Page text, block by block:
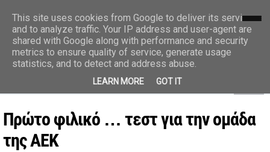
styranews.gr
Ειδήσεις-Γεγονότα-Επικαιρότητα
Πρώτο φιλικό … τεστ για την ομάδα
της ΑΕΚ
This site uses cookies from Google to deliver its services
and to analyze traffic. Your IP address and user-agent are
shared with Google along with performance and security
metrics to ensure quality of service, generate usage
statistics, and to detect and address abuse.
LEARN MORE GOT IT